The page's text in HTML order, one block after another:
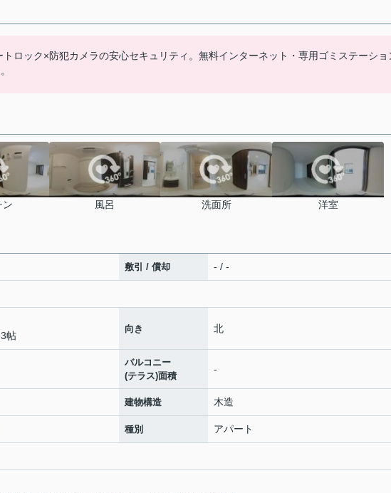
ロック×防犯カメラの安心セキュリティ。無料インターネット・専用ゴミステーショ
ン 風呂 洗面所 洋室
敷引 / 償却 - / -
帖
向き 北
バルコニー
(テラス)面積
-
建物構造 木造
種別 アパート